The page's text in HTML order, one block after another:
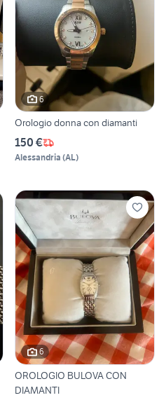
6
Orologio donna con diamanti
150 €
Alessandria (AL)
6
OROLOGIO BULOVA CON
DIAMANTI